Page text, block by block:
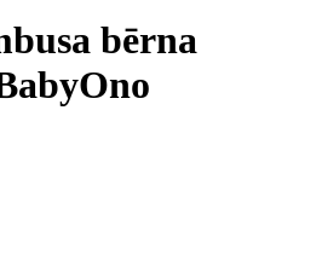
bērna